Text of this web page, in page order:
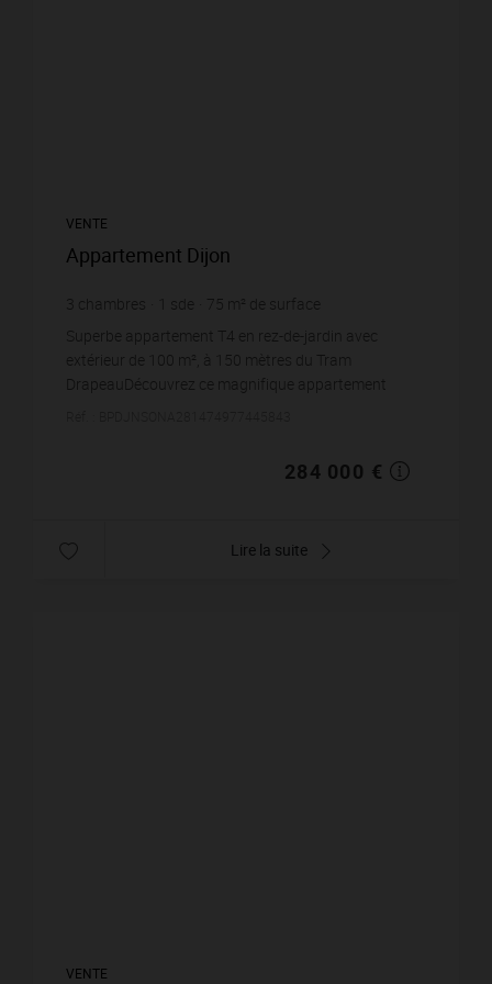
VENTE
Appartement Dijon
3 chambres sde 75 m² de surface
3 786,67 €
Superbe appartement T4 en rez-de-jardin avec
extérieur de 100 m², à 150 mètres du Tram
DrapeauDécouvrez ce magnifique appartement
284 000 €
Lire la suite
VENTE